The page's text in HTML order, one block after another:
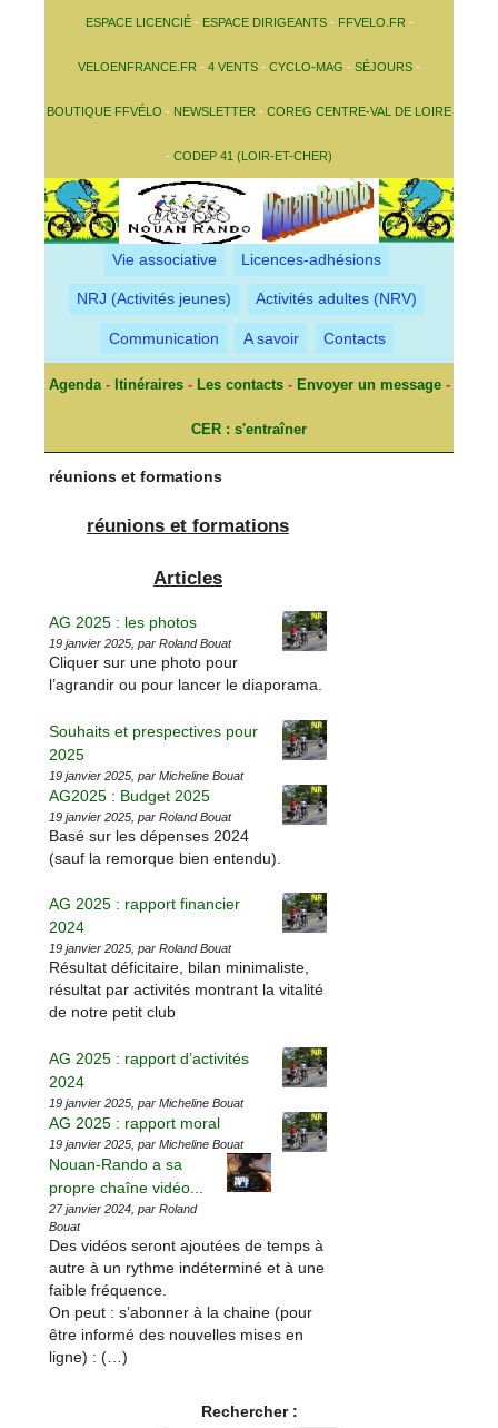
ESPACE LICENCIÉ- ESPACE DIRIGEANTS- FFVELO.FR -
VELOENFRANCE.FR - 4 VENTS - CYCLO-MAG - SÉJOURS -
BOUTIQUE FFVÉLO - NEWSLETTER - COREG CENTRE-VAL DE LOIRE
- CODEP 41 (LOIR-ET-CHER)
Vie associative Licences-adhésions
NRJ (Activités jeunes) Activités adultes (NRV)
Communication A savoir Contacts
Agenda- Itinéraires- Les contacts- Envoyer un message-
CER : s'entraîner
réunions et formations
réunions et formations
Articles
AG 2025 : les photos
19 janvier 2025, par Roland Bouat
Cliquer sur une photo pour
l’agrandir ou pour lancer le diaporama.
Souhaits et prespectives pour
2025
19 janvier 2025, par Micheline Bouat
AG2025 : Budget 2025
19 janvier 2025, par Roland Bouat
Basé sur les dépenses 2024
(sauf la remorque bien entendu).
AG 2025 : rapport financier
2024
19 janvier 2025, par Roland Bouat
Résultat déficitaire, bilan minimaliste,
résultat par activités montrant la vitalité
de notre petit club
AG 2025 : rapport d’activités
2024
19 janvier 2025, par Micheline Bouat
AG 2025 : rapport moral
19 janvier 2025, par Micheline Bouat
Nouan-Rando a sa
propre chaîne vidéo...
27 janvier 2024, par Roland
Bouat
Des vidéos seront ajoutées de temps à
autre à un rythme indéterminé et à une
faible fréquence.
On peut : s’abonner à la chaine (pour
être informé des nouvelles mises en
ligne) : (…)
Rechercher :